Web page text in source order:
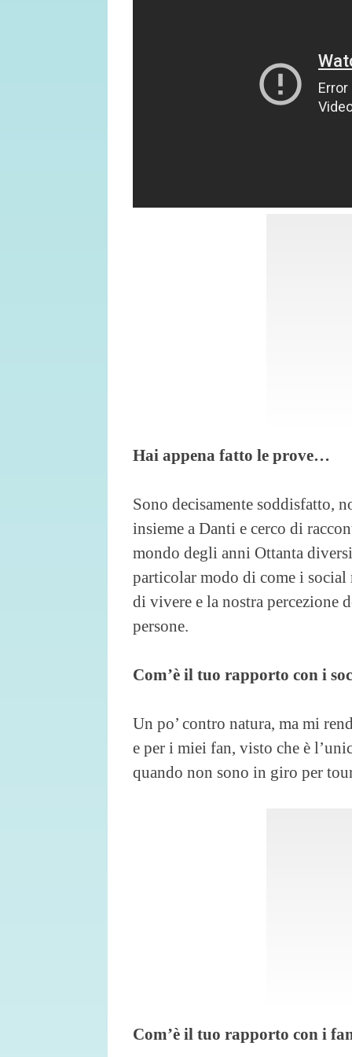
Hai appena fatto le prove…
Sono decisamente soddisfatto,
insieme a Danti e cerco di
mondo degli anni Ottanta
particolar modo di come i
di vivere e la nostra percezione
persone.
Com’è il tuo rapporto con i
Un po’ contro natura, ma mi
e per i miei fan, visto che è
quando non sono in giro per
Com’è il tuo rapporto con i